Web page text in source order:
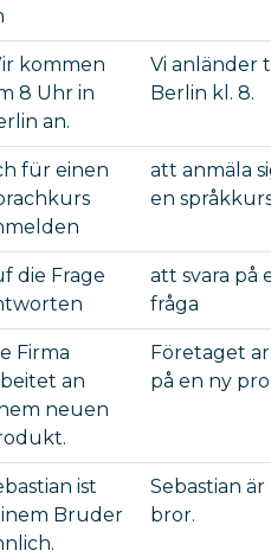
kommen
8 Uhr in
an.
Vi anländer
Berlin kl. 8.
für einen
att anmäla
en
die Frage
att svara på
fråga
Firma
an
neuen
Företaget
på en ny
ist
Bruder
Sebastian är
bror.